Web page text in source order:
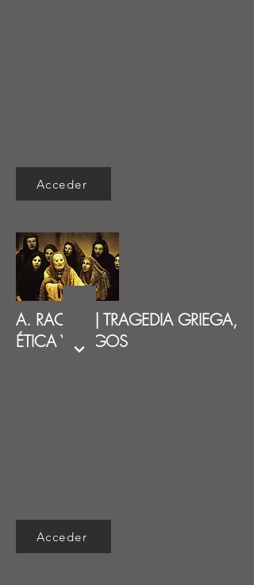
Acceder
A. RACKET | TRAGEDIA GRIEGA,
ÉTICA Y LÓGOS
Acceder